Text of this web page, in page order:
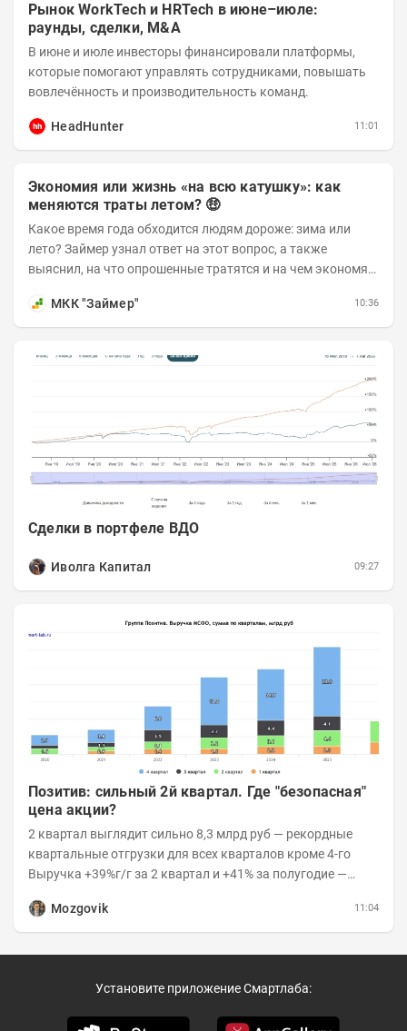
Рынок WorkTech и HRTech в июне–июле:
раунды, сделки, M&A
В июне и июле инвесторы финансировали платформы,
которые помогают управлять сотрудниками, повышать
вовлечённость и производительность команд.
HeadHunter 11:01
Экономия или жизнь «на всю катушку»: как
меняются траты летом? 🤑
Какое время года обходится людям дороже: зима или
лето? Займер узнал ответ на этот вопрос, а также
выяснил, на что опрошенные тратятся и на чем экономят
МКК "Займер"
10:36
Сделки в портфеле ВДО
Иволга Капитал 09:27
Позитив: сильный 2й квартал. Где "безопасная"
цена акции?
2 квартал выглядит сильно 8,3 млрд руб — рекордные
квартальные отгрузки для всех кварталов кроме 4-го
Выручка +39%г/г за 2 квартал и +41% за полугодие —
Mozgovik
11:04
Установите приложение Смартлаба: